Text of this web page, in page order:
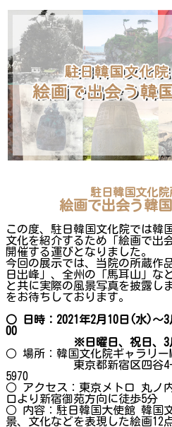
駐日韓国文化
絵画で出会う韓
この度、駐日韓国文化院では韓
文化を紹介するため「絵画で出
開催する運びとなりました。
今回の展示では、当院の所蔵作
日出峰」、全州の「馬耳山」な
と共に実際の風景写真を披露し
をお待ちしております。
○ 日時：2021年2月10日(水)～3
00
※日曜日、祝日、3月1日
○ 場所：韓国文化院ギャラリ
東京都新宿区四谷4-4-
5970
○ アクセス：東京メトロ 丸ノ
口より新宿御苑方向に徒歩5分
○ 内容：駐日韓国大使館 韓国
景、文化などを表現した絵画12